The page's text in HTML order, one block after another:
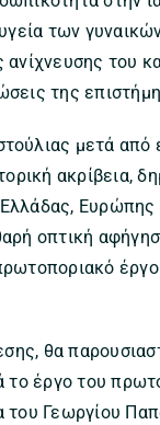
των
του
της
μετά από
ακρίβεια,
οπτική
θα
έργο του
Γεωργίου